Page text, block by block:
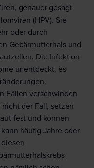
genauer gesagt
(HPV). Sie
oder durch
Gebärmutterhals und
Die Infektion
unentdeckt, es
Fällen verschwinden
nicht der Fall, setzen
fest und können
häufig Jahre oder
diesen